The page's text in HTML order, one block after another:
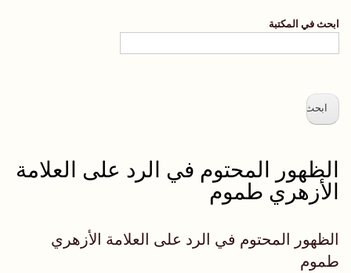
الرئيسية
المؤلفون
تواصل معنا
حول الموقع
ابحث في المكتبة
الظهور المحتوم في الرد على العلامة
الأزهري طموم
الظهور المحتوم في الرد على العلامة الأزهري
طموم